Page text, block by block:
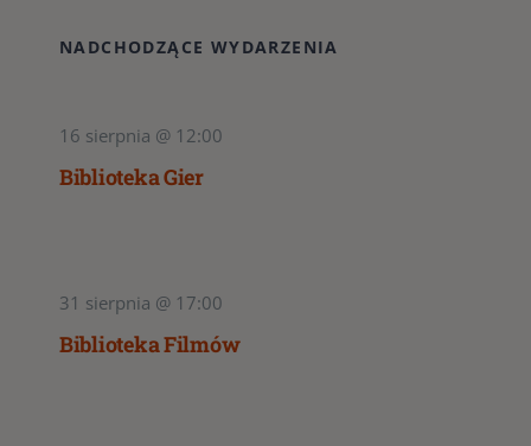
NADCHODZĄCE WYDARZENIA
16 sierpnia @ 12:00
Biblioteka Gier
31 sierpnia @ 17:00
Biblioteka Filmów